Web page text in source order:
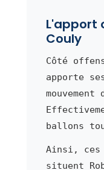
L'apport
Couly
Côté
apporte
ballons
Ainsi,
situent